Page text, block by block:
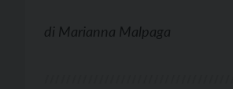
di Marianna Malpaga